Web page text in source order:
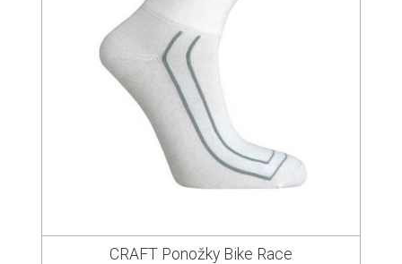
CRAFT Ponožky Bike Race